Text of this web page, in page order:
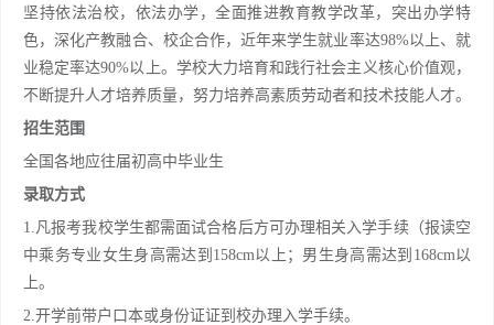
坚持依法治校，依法办学，全面推进教育教学改革，突出办学特
色，深化产教融合、校企合作，近年来学生就业率达98%以上、就
业稳定率达90%以上。学校大力培育和践行社会主义核心价值观，
不断提升人才培养质量，努力培养高素质劳动者和技术技能人才。
招生范围
全国各地应往届初高中毕业生
录取方式
1.凡报考我校学生都需面试合格后方可办理相关入学手续（报读空
中乘务专业女生身高需达到158cm以上；男生身高需达到168cm以
上。
2.开学前带户口本或身份证证到校办理入学手续。